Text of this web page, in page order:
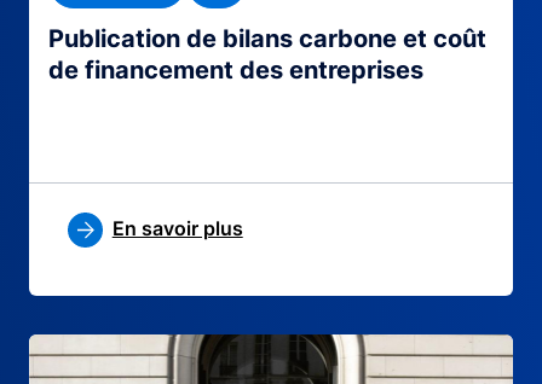
Publication de bilans carbone et coût
de financement des entreprises
En savoir plus